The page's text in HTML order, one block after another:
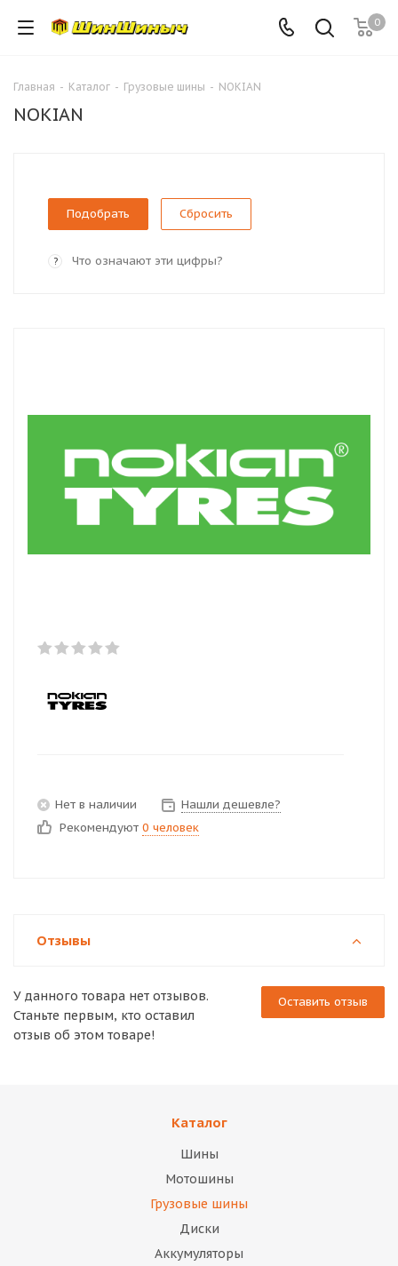
0
Главная - Каталог - Грузовые шины - NOKIAN
NOKIAN
Сбросить
? Что означают эти цифры?
Нет в наличии
Нашли дешевле?
Рекомендуют 0 человек
Отзывы
Оставить отзыв
У данного товара нет отзывов.
Станьте первым, кто оставил
отзыв об этом товаре!
Каталог
Шины
Мотошины
Грузовые шины
Диски
Аккумуляторы